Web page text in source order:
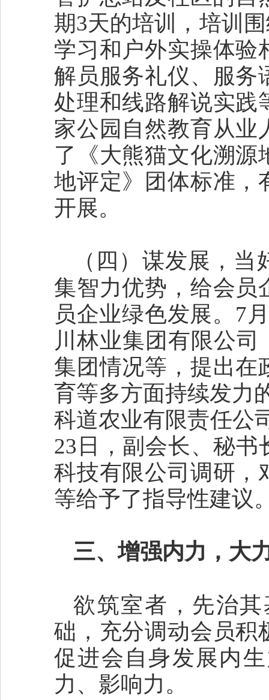
期3天的培训，培训
学习和户外实操体验
解员服务礼仪、服务
处理和线路解说实践
家公园自然教育从业
了《大熊猫文化溯源
地评定》团体标准，
开展。
（四）谋发展，当
集智力优势，给会员
员企业绿色发展。7
川林业集团有限公
集团情况等，提出在
育等多方面持续发力
科道农业有限责任公
23日，副会长、秘
科技有限公司调研，
等给予了指导性建议
三、增强内力，大
欲筑室者，先治
础，充分调动会员积
促进会自身发展内
力、影响力。